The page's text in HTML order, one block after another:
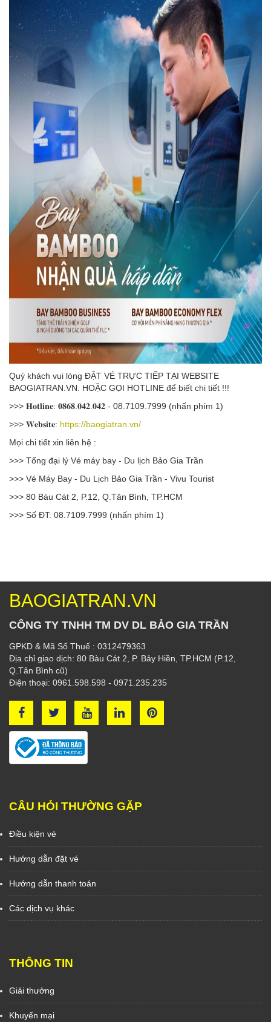
Quý khách vui lòng ĐẶT VÉ TRỰC TIẾP TẠI WEBSITE
BAOGIATRAN.VN. HOẶC GỌI HOTLINE để biết chi tiết !!!
>>> 𝐇𝐨𝐭𝐥𝐢𝐧𝐞: 𝟎𝟖𝟔𝟖.𝟎𝟒𝟐.𝟎𝟒𝟐 - 08.7109.7999 (nhấn phím 1)
>>> 𝐖𝐞𝐛𝐬𝐢𝐭𝐞: https://baogiatran.vn/
Mọi chi tiết xin liên hệ :
>>> Tổng đại lý Vé máy bay - Du lịch Bảo Gia Trần
>>> Vé Máy Bay - Du Lịch Bảo Gia Trần - Vivu Tourist
>>> 80 Bàu Cát 2, P.12, Q.Tân Bình, TP.HCM
>>> Số ĐT: 08.7109.7999 (nhấn phím 1)
BAOGIATRAN.VN
CÔNG TY TNHH TM DV DL BẢO GIA TRẦN
GPKD & Mã Số Thuế : 0312479363
Địa chỉ giao dịch: 80 Bàu Cát 2, P. Bảy Hiền, TP.HCM (P.12,
Q.Tân Bình cũ)
Điện thoại: 0961.598.598 - 0971.235.235
CÂU HỎI THƯỜNG GẶP
Điều kiện vé
Hướng dẫn đặt vé
Hướng dẫn thanh toán
Các dịch vụ khác
THÔNG TIN
Giải thưởng
Khuyến mại